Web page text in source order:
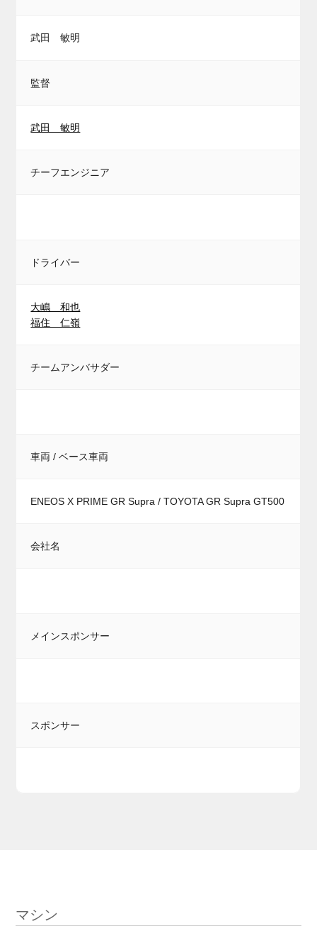
武田 敏明
監督
武田 敏明
チーフエンジニア
ドライバー
大嶋 和也
福住 仁嶺
チームアンバサダー
車両 / ベース車両
ENEOS X PRIME GR Supra / TOYOTA GR Supra GT500
会社名
メインスポンサー
スポンサー
マシン